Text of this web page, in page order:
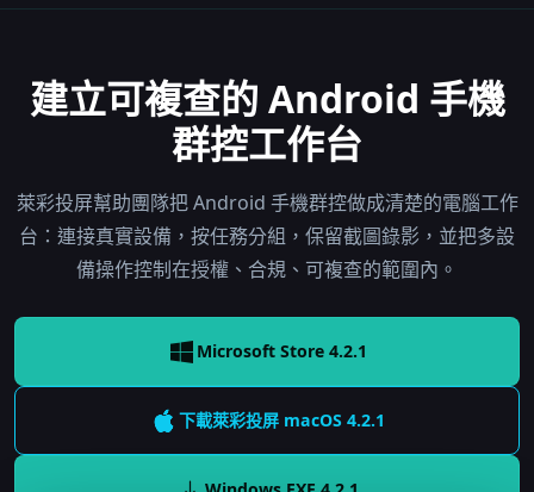
建立可複查的 Android 手機
群控工作台
萊彩投屏幫助團隊把 Android 手機群控做成清楚的電腦工作
台：連接真實設備，按任務分組，保留截圖錄影，並把多設
備操作控制在授權、合規、可複查的範圍內。
Microsoft Store 4.2.1
下載萊彩投屏 macOS4.2.1